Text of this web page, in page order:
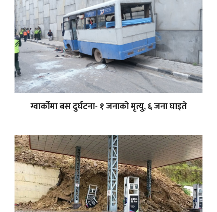
ग्वार्कोमा बस दुर्घटना- १ जनाको मृत्यु, ६ जना घाइते